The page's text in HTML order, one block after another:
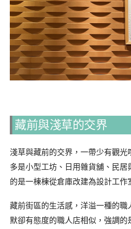
藏前與淺草的交界
淺草與藏前的交界，一帶少有觀光
多是小型工坊、日用雜貨舖、民
的是一棟棟從倉庫改建為設計工作
藏前街區的生活感，洋溢一種的
默卻有態度的職人店相似，強調